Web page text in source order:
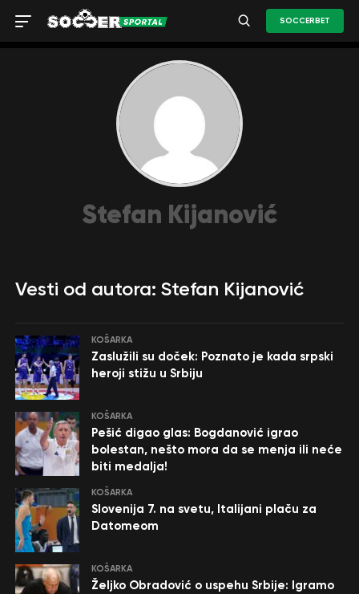
SOCCERBET
Stefan Kijanović
Vesti od autora: Stefan Kijanović
KOŠARKA
Zaslužili su doček: Poznato je kada srpski
heroji stižu u Srbiju
KOŠARKA
Pešić digao glas: Bogdanović igrao
bolestan, nešto mora da se menja ili neće
biti medalja!
KOŠARKA
Slovenija 7. na svetu, Italijani plaču za
Datomeom
KOŠARKA
Željko Obradović o uspehu Srbije: Igramo